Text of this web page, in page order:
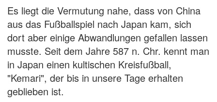
Es liegt die Vermutung nahe, dass von China
aus das Fußballspiel nach Japan kam, sich
dort aber einige Abwandlungen gefallen lassen
musste. Seit dem Jahre 587 n. Chr. kennt man
in Japan einen kultischen Kreisfußball,
"Kemari", der bis in unsere Tage erhalten
geblieben ist.